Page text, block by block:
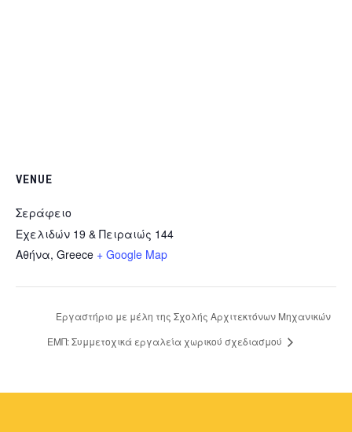
VENUE
Σεράφειο
Εχελιδών 19 & Πειραιώς 144
Αθήνα, Greece + Google Map
Εργαστήριο με μέλη της Σχολής Αρχιτεκτόνων Μηχανικών
ΕΜΠ: Συμμετοχικά εργαλεία χωρικού σχεδιασμού